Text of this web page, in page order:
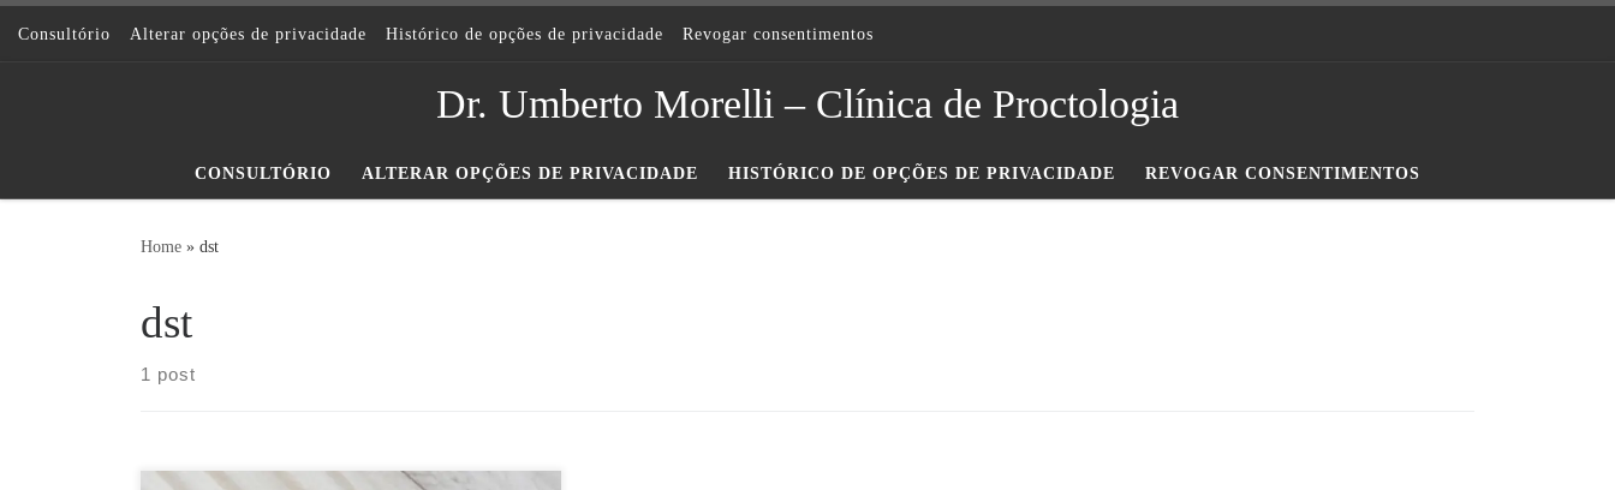
Skip to content
Consultório Alterar opções de privacidade Histórico de opções de privacidade Revogar consentimentos
Dr. Umberto Morelli – Clínica de Proctologia
CONSULTÓRIO ALTERAR OPÇÕES DE PRIVACIDADE HISTÓRICO DE OPÇÕES DE PRIVACIDADE REVOGAR CONSENTIMENTOS
Home » dst
dst
1 post